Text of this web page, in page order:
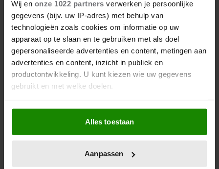
Wij en onze 1022 partners verwerken je persoonlijke
gegevens (bijv. uw IP-adres) met behulp van
technologieën zoals cookies om informatie op uw
apparaat op te slaan en te gebruiken met als doel
gepersonaliseerde advertenties en content, metingen aan
advertenties en content, inzicht in publiek en
productontwikkeling. U kunt kiezen wie uw gegevens
gebruikt en met welke doelen.
Als u het toestaat, willen we ook graag:
Informatie verzamelen over uw geografische
locatie, die tot een paar meter nauwkeurig kan zijn
scannen op specifieke eigenschappen (fingerprinting)
Alles toestaan
Aanpassen
Wat kun je beter op je brood
smeren: roomboter of
margarine?